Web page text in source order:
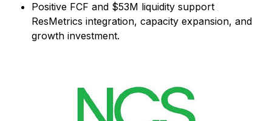
Positive FCF and $53M liquidity support
ResMetrics integration, capacity expansion, and
growth investment.